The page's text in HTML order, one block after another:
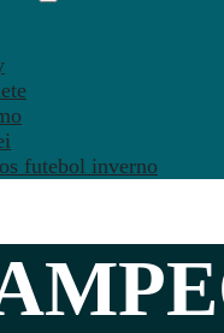
futebol inverno